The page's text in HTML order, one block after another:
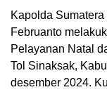
Kapolda
Februanto
Pelayanan Natal
Tol Sinaksak,
desember 2024.